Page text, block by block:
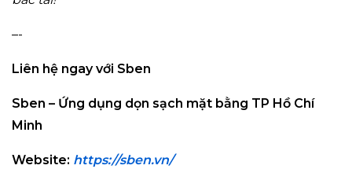
–-
Liên hệ ngay với Sben
Sben – Ứng dụng dọn sạch mặt bằng TP Hồ Chí
Minh
Website: https://sben.vn/